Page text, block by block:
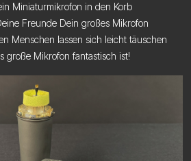
Miniaturmikrofon in den Korb
Freunde Dein großes Mikrofon
Menschen lassen sich leicht täuschen
große Mikrofon fantastisch ist!